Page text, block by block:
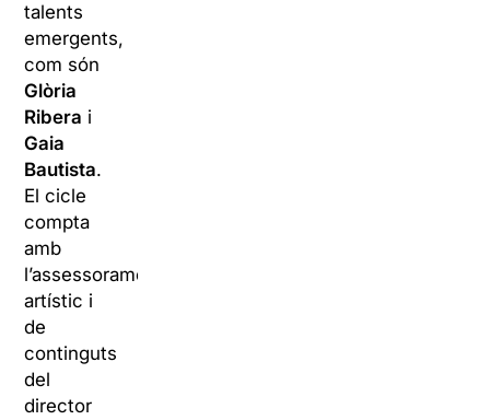
talents
emergents,
com són
Glòria
Ribera i
Gaia
Bautista.
El cicle
compta
amb
l’assessorament
artístic i
de
continguts
del
director